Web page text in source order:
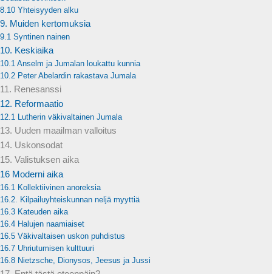
8.10 Yhteisyyden alku
9. Muiden kertomuksia
9.1 Syntinen nainen
10. Keskiaika
10.1 Anselm ja Jumalan loukattu kunnia
10.2 Peter Abelardin rakastava Jumala
11. Renesanssi
12. Reformaatio
12.1 Lutherin väkivaltainen Jumala
13. Uuden maailman valloitus
14. Uskonsodat
15. Valistuksen aika
16 Moderni aika
16.1 Kollektiivinen anoreksia
16.2. Kilpailuyhteiskunnan neljä myyttiä
16.3 Kateuden aika
16.4 Halujen naamiaiset
16.5 Väkivaltaisen uskon puhdistus
16.7 Uhriutumisen kulttuuri
16.8 Nietzsche, Dionysos, Jeesus ja Jussi